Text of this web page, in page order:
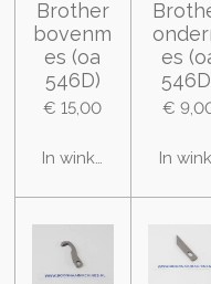
Brother
bovenm
es (oa
546D)
€ 15,00
In winkelwagen
es
€
In